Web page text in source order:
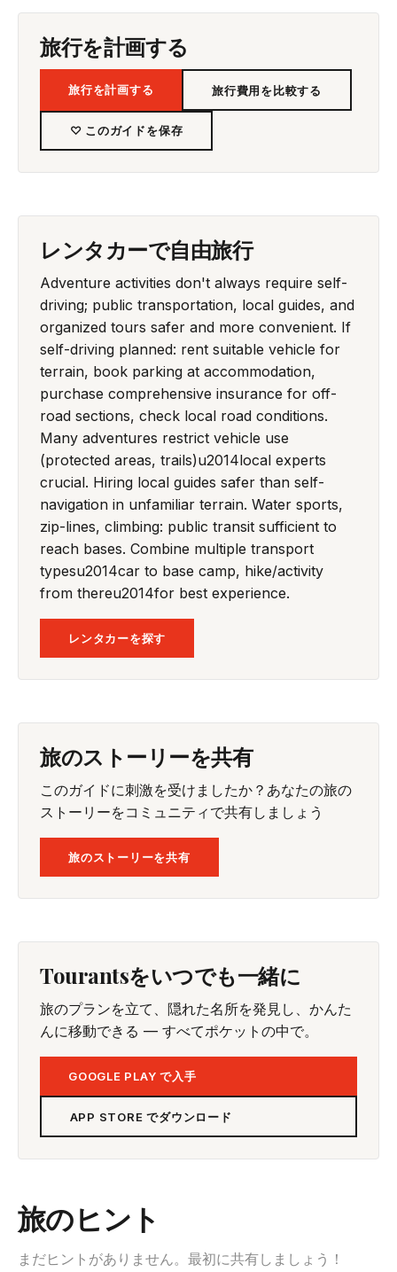
旅行を計画する
旅行を計画する 旅行費用を比較する
♡ このガイドを保存
レンタカーで自由旅行
Adventure activities don't always require self-
driving; public transportation, local guides, and
organized tours safer and more convenient. If
self-driving planned: rent suitable vehicle for
terrain, book parking at accommodation,
purchase comprehensive insurance for off-
road sections, check local road conditions.
Many adventures restrict vehicle use
(protected areas, trails)u2014local experts
crucial. Hiring local guides safer than self-
navigation in unfamiliar terrain. Water sports,
zip-lines, climbing: public transit sufficient to
reach bases. Combine multiple transport
typesu2014car to base camp, hike/activity
from thereu2014for best experience.
レンタカーを探す
旅のストーリーを共有
このガイドに刺激を受けましたか？あなたの旅の
ストーリーをコミュニティで共有しましょう
旅のストーリーを共有
Tourantsをいつでも一緒に
旅のプランを立て、隠れた名所を発見し、かんた
んに移動できる — すべてポケットの中で。
GOOGLE PLAY で入手
APP STORE でダウンロード
旅のヒント
まだヒントがありません。最初に共有しましょう！